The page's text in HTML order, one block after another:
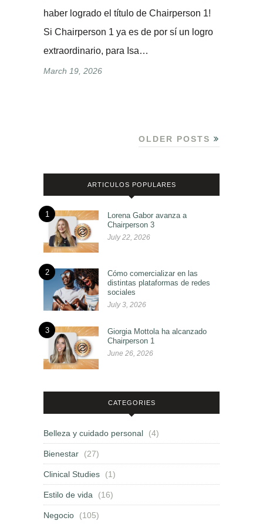
haber logrado el título de Chairperson 1!
Si Chairperson 1 ya es de por sí un logro
extraordinario, para Isa…
March 19, 2026
OLDER POSTS
ARTICULOS POPULARES
1
Lorena Gabor avanza a
Chairperson 3
July 22, 2026
2
Cómo comercializar en las
distintas plataformas de redes
sociales
July 3, 2026
3
Giorgia Mottola ha alcanzado
Chairperson 1
June 26, 2026
CATEGORIES
Belleza y cuidado personal (4)
Bienestar (27)
Clinical Studies (1)
Estilo de vida (16)
Negocio (105)